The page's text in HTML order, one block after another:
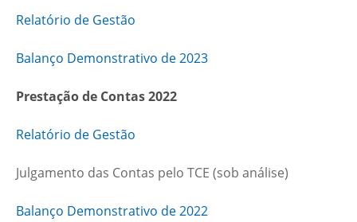
Relatório de Gestão
Balanço Demonstrativo de 2023
Prestação de Contas 2022
Relatório de Gestão
Julgamento das Contas pelo TCE (sob análise)
Balanço Demonstrativo de 2022